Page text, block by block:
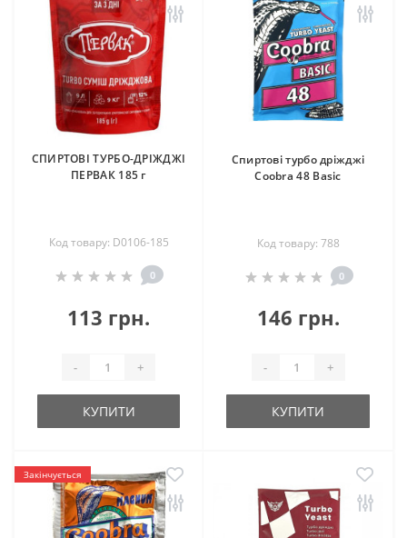
СПИРТОВІ ТУРБО-ДРІЖДЖІ
ПЕРВАК 185 г
Код товару: D0106-185
0
113 грн.
- +
КУПИТИ
Спиртові турбо дріжджі
Coobra 48 Basic
Код товару: 788
0
146 грн.
- +
КУПИТИ
Закінчується